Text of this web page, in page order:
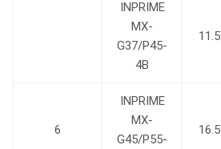
INPRIME
MX-
G37/P45-
4B
11.5
6
INPRIME
MX-
G45/P55-
16.5